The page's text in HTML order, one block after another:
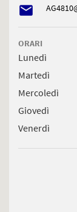
email
ORARI
Lunedì
Martedì
Mercoledì
Giovedì
Venerdì